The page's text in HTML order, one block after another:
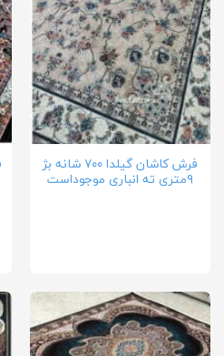
فرش کاشان گیلدا ۷۰۰ شانه بژ
۹متری ته انباری موجوداست